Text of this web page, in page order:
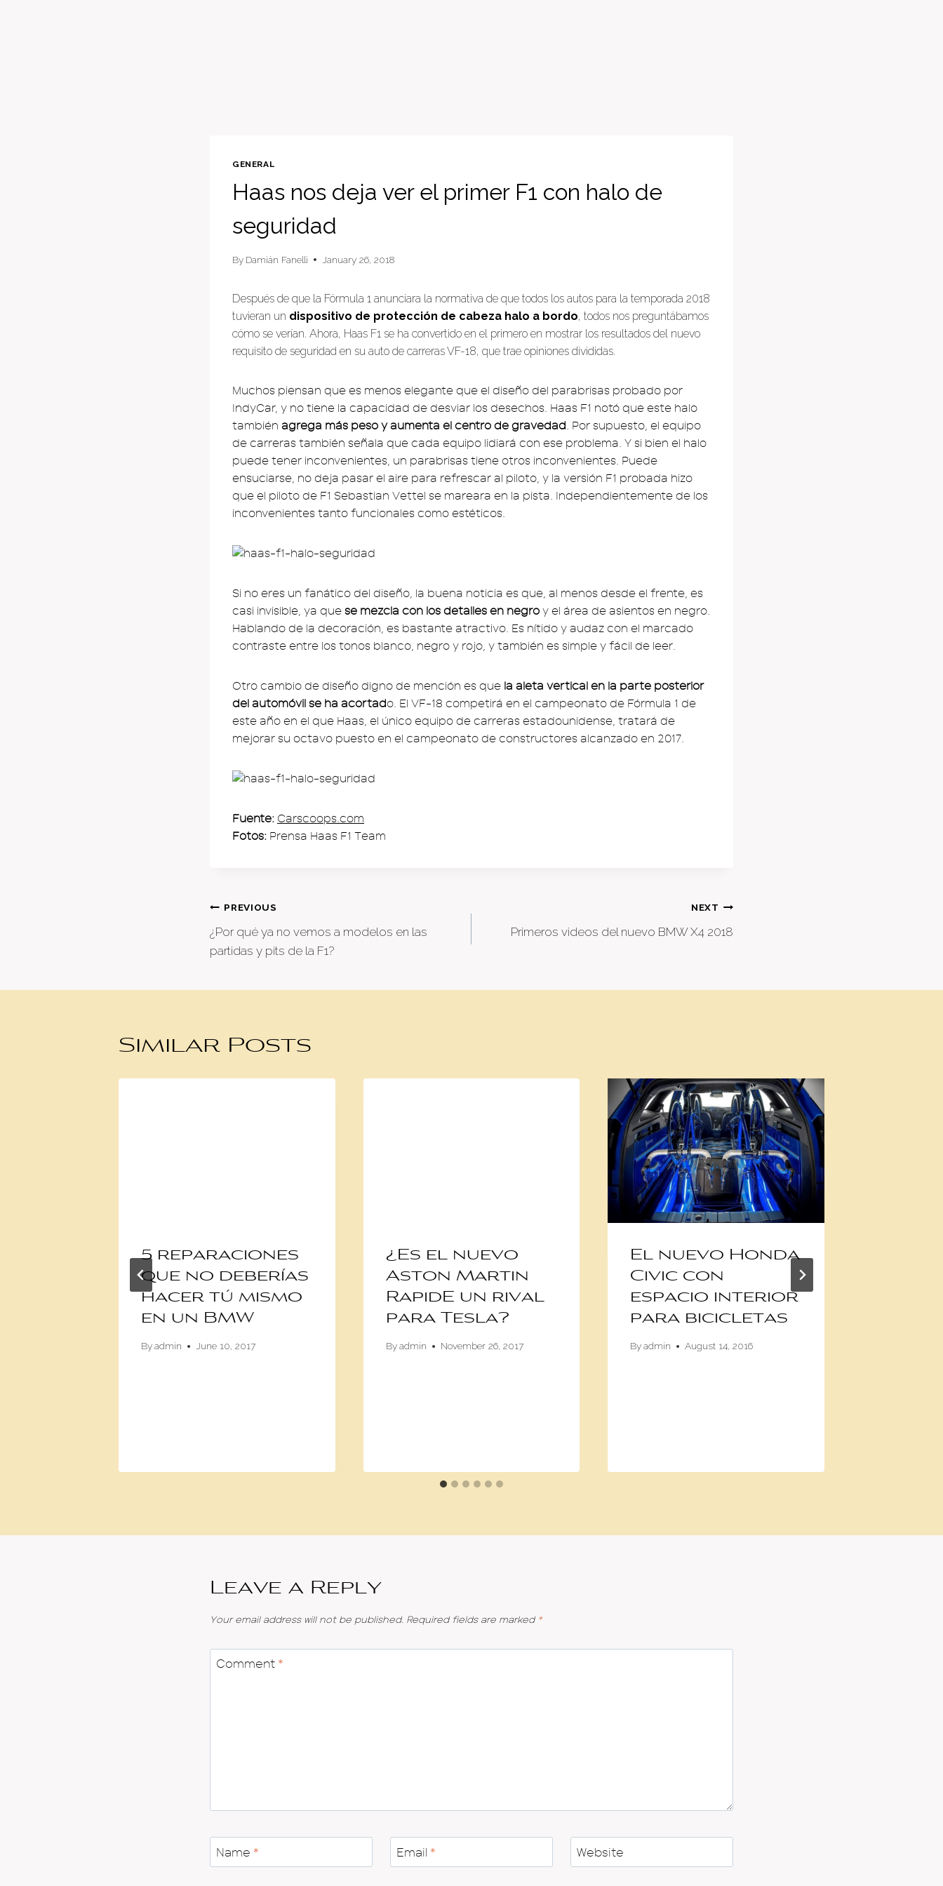
GENERAL
Haas nos deja ver el primer F1 con halo de
seguridad
By Damián Fanelli January 26, 2018
Después de que la Fórmula 1 anunciara la normativa de que todos los autos para la temporada 2018
tuvieran un dispositivo de protección de cabeza halo a bordo, todos nos preguntábamos
cómo se verían. Ahora, Haas F1 se ha convertido en el primero en mostrar los resultados del nuevo
requisito de seguridad en su auto de carreras VF-18, que trae opiniones divididas.
Muchos piensan que es menos elegante que el diseño del parabrisas probado por
IndyCar, y no tiene la capacidad de desviar los desechos. Haas F1 notó que este halo
también agrega más peso y aumenta el centro de gravedad. Por supuesto, el equipo
de carreras también señala que cada equipo lidiará con ese problema. Y si bien el halo
puede tener inconvenientes, un parabrisas tiene otros inconvenientes. Puede
ensuciarse, no deja pasar el aire para refrescar al piloto, y la versión F1 probada hizo
que el piloto de F1 Sebastian Vettel se mareara en la pista. Independientemente de los
inconvenientes tanto funcionales como estéticos.
Si no eres un fanático del diseño, la buena noticia es que, al menos desde el frente, es
casi invisible, ya que se mezcla con los detalles en negro y el área de asientos en negro.
Hablando de la decoración, es bastante atractivo. Es nítido y audaz con el marcado
contraste entre los tonos blanco, negro y rojo, y también es simple y fácil de leer.
Otro cambio de diseño digno de mención es que la aleta vertical en la parte posterior
del automóvil se ha acortado. El VF-18 competirá en el campeonato de Fórmula 1 de
este año en el que Haas, el único equipo de carreras estadounidense, tratará de
mejorar su octavo puesto en el campeonato de constructores alcanzado en 2017.
Fuente: Carscoops.com
Fotos: Prensa Haas F1 Team
Post
navigation
PREVIOUS
¿Por qué ya no vemos a modelos en las
partidas y pits de la F1?
NEXT
Primeros videos del nuevo BMW X4 2018
Similar Posts
5 reparaciones
que no deberías
hacer tú mismo
en un BMW
Byadmin June 10, 2017
¿Es el nuevo
Aston Martin
RapidE un rival
para Tesla?
By admin November 26, 2017
El nuevo Honda
Civic con
espacio interior
para bicicletas
By admin August 14, 2016
Leave a Reply
Your email address will not be published. Required fields are marked *
Comment *
Name * Email * Website